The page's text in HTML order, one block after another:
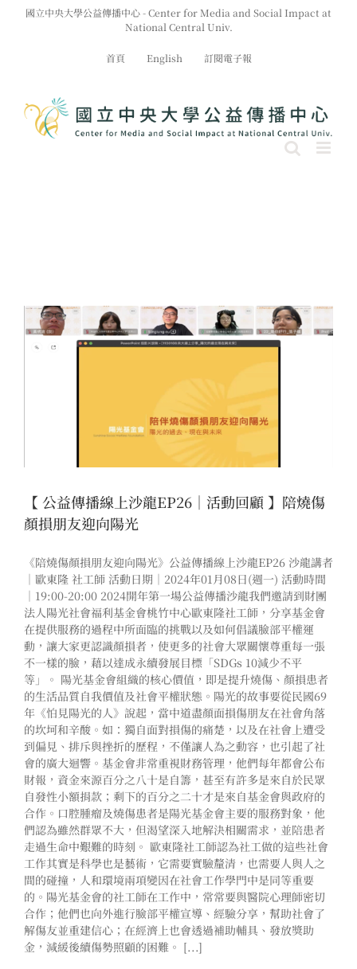
國立中央大學公益傳播中心 - Center for Media and Social Impact at
National Central Univ.
首頁 English 訂閱電子報
【 公益傳播線上沙龍EP26｜活動回顧 】陪燒傷
顏損朋友迎向陽光
《陪燒傷顏損朋友迎向陽光》公益傳播線上沙龍EP26 沙龍講者
｜歐東隆 社工師 活動日期｜2024年01月08日(週一) 活動時間
｜19:00-20:00 2024開年第一場公益傳播沙龍我們邀請到財團
法人陽光社會福利基金會桃竹中心歐東隆社工師，分享基金會
在提供服務的過程中所面臨的挑戰以及如何倡議臉部平權運
動，讓大家更認識顏損者，使更多的社會大眾關懷尊重每一張
不一樣的臉，藉以達成永續發展目標「SDGs 10減少不平
等」。 陽光基金會組織的核心價值，即是提升燒傷、顏損患者
的生活品質自我價值及社會平權狀態。陽光的故事要從民國69
年《怕見陽光的人》說起，當中道盡顏面損傷朋友在社會角落
的坎坷和辛酸。如：獨自面對損傷的痛楚，以及在社會上遭受
到偏見、排斥與挫折的歷程，不僅讓人為之動容，也引起了社
會的廣大迴響。基金會非常重視財務管理，他們每年都會公布
財報，資金來源百分之八十是自籌，甚至有許多是來自於民眾
自發性小額捐款；剩下的百分之二十才是來自基金會與政府的
合作。口腔腫瘤及燒傷患者是陽光基金會主要的服務對象，他
們認為雖然群眾不大，但渴望深入地解決相關需求，並陪患者
走過生命中艱難的時刻。 歐東隆社工師認為社工做的這些社會
工作其實是科學也是藝術，它需要實驗釐清，也需要人與人之
間的碰撞，人和環境兩項變因在社會工作學門中是同等重要
的。陽光基金會的社工師在工作中，常常要與醫院心理師密切
合作；他們也向外進行臉部平權宣導、經驗分享，幫助社會了
解傷友並重建信心；在經濟上也會透過補助輔具、發放獎助
金，減緩後續傷勢照顧的困難。 [...]